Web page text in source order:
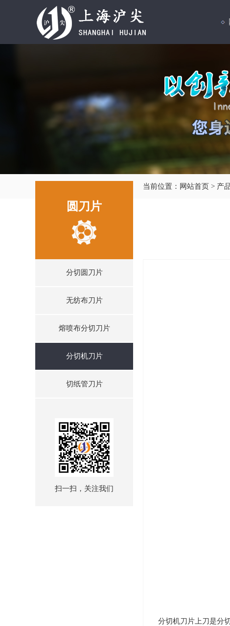
圆刀片
当前位置： 网站首页 > 产
分切圆刀片
无纺布刀片
熔喷布分切刀片
分切机刀片
切纸管刀片
扫一扫，关注我们
分切机刀片上刀 是分